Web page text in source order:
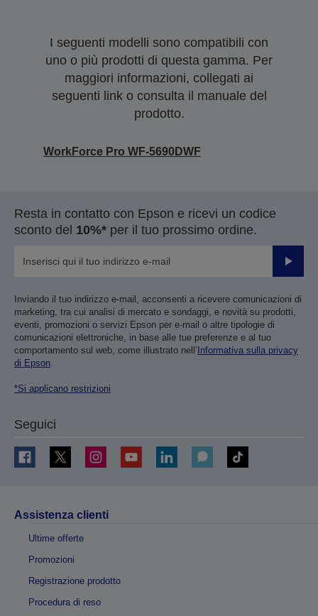
I seguenti modelli sono compatibili con
uno o più prodotti di questa gamma. Per
maggiori informazioni, collegati ai
seguenti link o consulta il manuale del
prodotto.
WorkForce Pro WF-5690DWF
Resta in contatto con Epson e ricevi un codice
sconto del 10%* per il tuo prossimo ordine.
Invia
Inviando il tuo indirizzo e-mail, acconsenti a ricevere comunicazioni di
marketing, tra cui analisi di mercato e sondaggi, e novità su prodotti,
eventi, promozioni o servizi Epson per e-mail o altre tipologie di
comunicazioni elettroniche, in base alle tue preferenze e al tuo
comportamento sul web, come illustrato nell’ Informativa sulla privacy
di Epson.
*Si applicano restrizioni
Seguici
Assistenza clienti
Ultime offerte
Promozioni
Registrazione prodotto
Procedura di reso